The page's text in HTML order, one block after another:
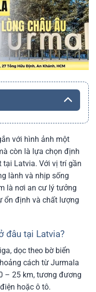
với hình ảnh một
còn là lựa chọn định
Latvia. Với vị trí gần
lành và nhịp sống
là nơi an cư lý tưởng
ổn định và chất lượng
đâu tại Latvia?
dọc theo bờ biển
cách từ Jurmala
– 25 km, tương đương
hoặc ô tô.